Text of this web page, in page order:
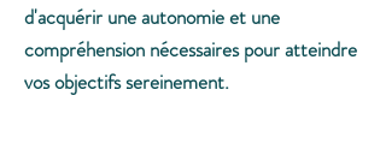
d'acquérir une autonomie et une
compréhension nécessaires pour atteindre
vos objectifs sereinement.